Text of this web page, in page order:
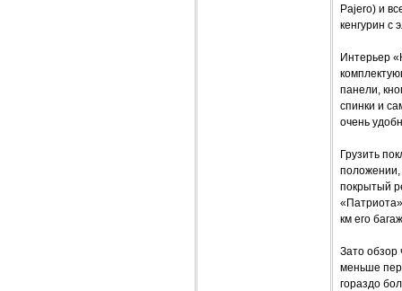
Pajero) и
кенгурин с
Интерьер
панели,
спинки и
очень
Грузить
положении,
покрытый
км его
Зато обзор
меньше
гораздо